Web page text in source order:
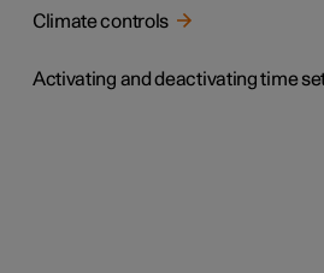
Climate controls